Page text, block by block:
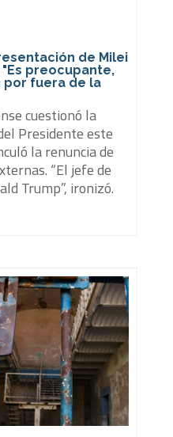
de Milei
preocupante,
por fuera de la
cuestionó la
Presidente este
la renuncia de
“El jefe de
Trump”, ironizó.